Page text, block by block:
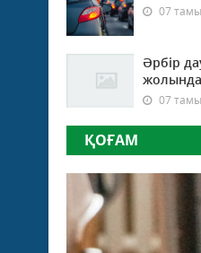
07
Әрбір
жолында
07
ҚОҒАМ